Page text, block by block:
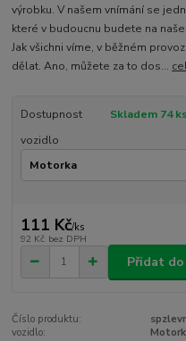
výrobku. V našem vnímání se
které v budoucnu budete na
Jak všichni víme, v běžném
dělat. Ano, můžete za to dos...
Dostupnost
Skladem 74 ks
vozidlo
111 Kč/ks
92 Kč bez DPH
Přidat
Číslo produktu:
vozidlo: